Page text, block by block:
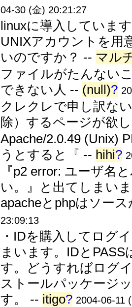
04-30 (金) 20:21:27
linuxに導入していま
UNIXアカウントを用
いのですか？ -- マル
ファイルがたんない
できない人 -- (null)?
クレクレで申し訳な
除）するページが欲
Apache/2.0.49 (Unix)
うとすると『 -- hihi?
『p2 error: ユーザ名
い。』と出てしまい
apacheとphpはソー
23:09:13
・IDを購入してログ
まいます。IDと
す。どうすればログ
ストールパッケージ
す。 -- itigo? 2004-06-11